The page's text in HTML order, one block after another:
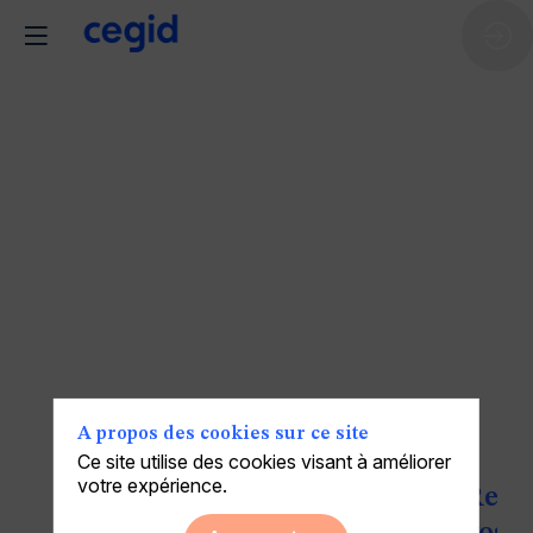
A propos des cookies sur ce site
Ce site utilise des cookies visant à améliorer
votre expérience.